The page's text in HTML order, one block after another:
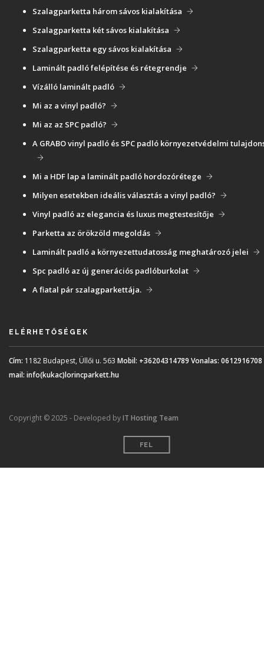
Szalagparketta három sávos kialakítása
Szalagparketta két sávos kialakítása
Szalagparketta egy sávos kialakítása
Laminált padló felépítése és rétegrendje
Vízálló laminált padló
Mi az a vinyl padló?
Mi az az SPC padló?
A GRABO vinyl padló és SPC padló környezetvédelmi
Mi a HDF lap a laminált padló hordozórétege
Milyen esetekben ideális választás a vinyl padló?
Vinyl padló az elegancia és luxus megtestesítője
Parketta az örökzöld megoldás
Laminált padló a környezettudatosság meghatározó jelei
Spc padló az új generációs padlóburkolat
A fiatal pár szalagparkettája.
ELÉRHETŐSÉGEK
Cím: 1182 Budapest, Üllői u. 563 Mobil: +36204314789 Vonalas: 0612916708
mail: info(kukac)lorincparkett.hu
Copyright © 2025 - Developed byIT Hosting Team
FEL